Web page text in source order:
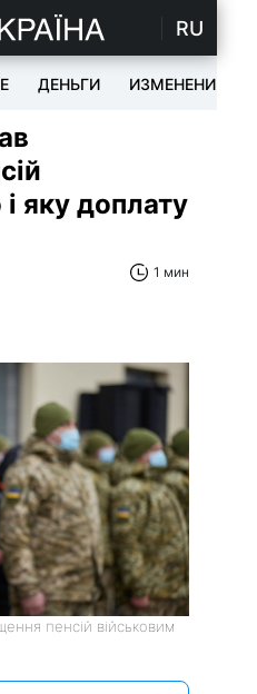
RU
ДЕНЬГИ ИЗМЕНЕНИЯ
яку доплату
1 мин
пенсій військовим